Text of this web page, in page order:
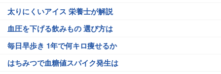
太りにくいアイス 栄養士が解説
血圧を下げる飲みもの 選び方は
毎日早歩き 1年で何キロ痩せるか
はちみつで血糖値スパイク発生は